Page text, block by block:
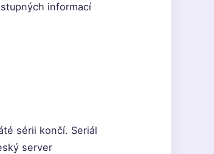
informací
sérii končí. Seriál
server